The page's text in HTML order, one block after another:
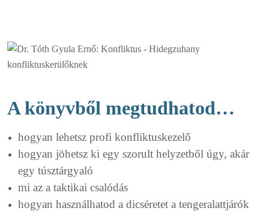
A könyvből megtudhatod…
hogyan lehetsz profi konfliktuskezelő
hogyan jöhetsz ki egy szorult helyzetből úgy, akár
egy túsztárgyaló
mi az a taktikai csalódás
hogyan használhatod a dicséretet a tengeralattjárók